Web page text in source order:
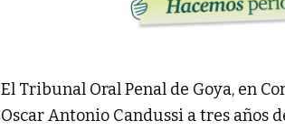
El Tribunal Oral Penal de Goya, en
Oscar Antonio Candussi a tres años